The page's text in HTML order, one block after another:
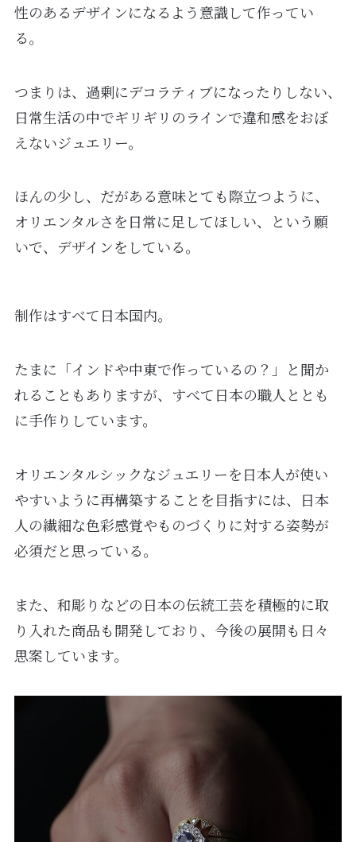
性のあるデザインになるよう意識して作ってい
る。
つまりは、過剰にデコラティブになったりしない、
日常生活の中でギリギリのラインで違和感をおぼ
えないジュエリー。
ほんの少し、だがある意味とても際立つように、
オリエンタルさを日常に足してほしい、という願
いで、デザインをしている。
制作はすべて日本国内。
たまに「インドや中東で作っているの？」と聞か
れることもありますが、すべて日本の職人ととも
に手作りしています。
オリエンタルシックなジュエリーを日本人が使い
やすいように再構築することを目指すには、日本
人の繊細な色彩感覚やものづくりに対する姿勢が
必須だと思っている。
また、和彫りなどの日本の伝統工芸を積極的に取
り入れた商品も開発しており、今後の展開も日々
思案しています。